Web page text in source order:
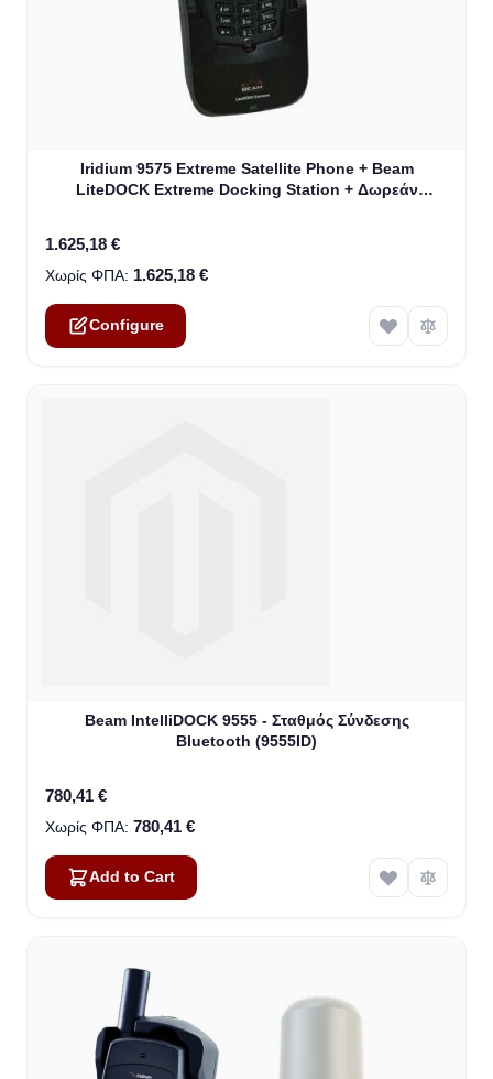
Iridium 9575 Extreme Satellite Phone + Beam
LiteDOCK Extreme Docking Station + Δωρεάν
The price depends on the options chosen on the product
1.625,18 €
1.625,18 €
Configure
Beam IntelliDOCK 9555 - Σταθμός Σύνδεσης
Bluetooth (9555ID)
780,41 €
780,41 €
Add to Cart